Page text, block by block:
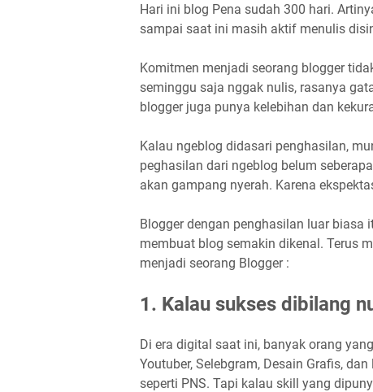
Hari ini blog Pena sudah 300 hari.
sampai saat ini masih aktif menulis
Komitmen menjadi seorang blogger
seminggu saja nggak nulis, rasanya
blogger juga punya kelebihan dan
Kalau ngeblog didasari penghasilan,
peghasilan dari ngeblog belum
akan gampang nyerah. Karena
Blogger dengan penghasilan luar biasa
membuat blog semakin dikenal. Terus
menjadi seorang Blogger :
1. Kalau sukses dibilang
Di era digital saat ini, banyak orang
Youtuber, Selebgram, Desain Grafis,
seperti PNS. Tapi kalau skill yang